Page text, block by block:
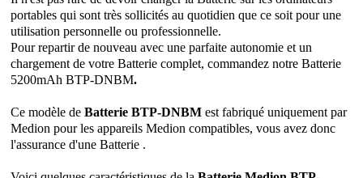
portables qui sont très sollicités au quotidien que ce soit pour une
utilisation personnelle ou professionnelle.
Pour repartir de nouveau avec une parfaite autonomie et un
chargement de votre Batterie complet, commandez notreBatterie
5200mAh BTP-DNBM.
Ce modèle deBatterie BTP-DNBM est fabriqué uniquement par
Medion pour les appareils Medion compatibles, vous avez donc
l'assurance d'une Batterie .